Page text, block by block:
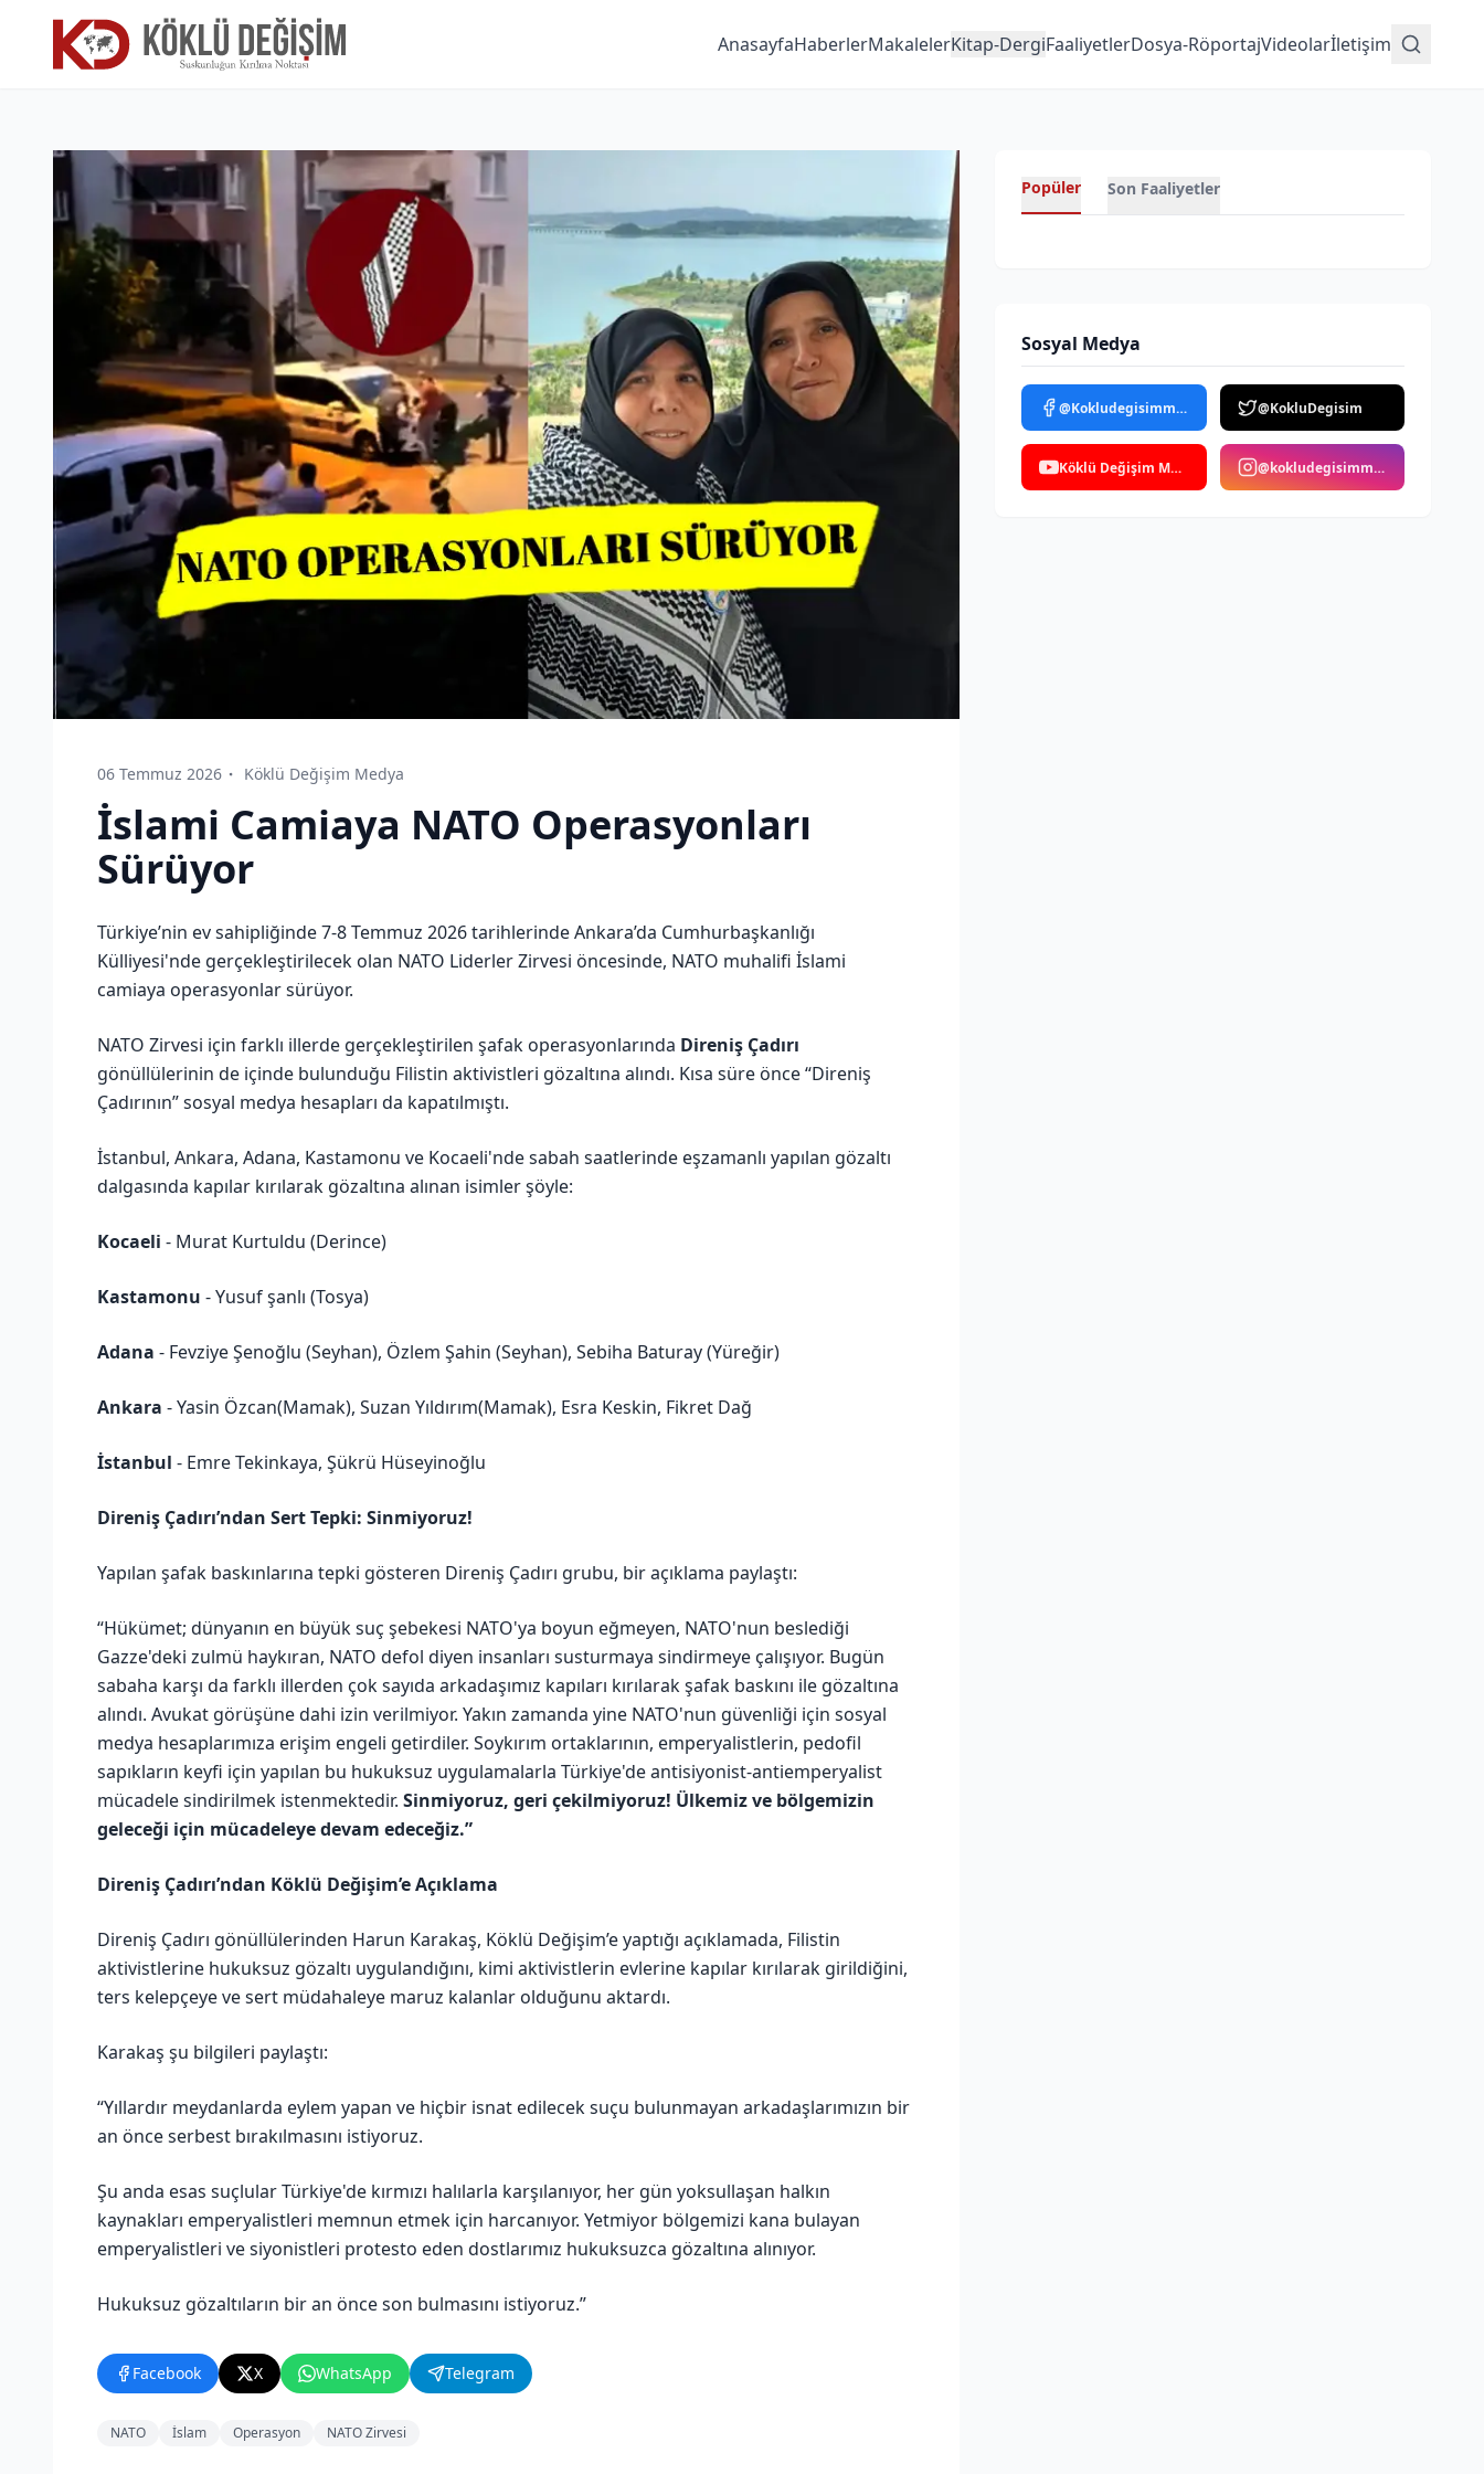
AnasayfaHaberlerMakalelerKitap-DergiFaaliyetlerDosya-RöportajVideolarİletişim
06 Temmuz 2026 Köklü Değişim Medya
İslami Camiaya NATO Operasyonları
Sürüyor
Türkiye’nin ev sahipliğinde 7-8 Temmuz 2026 tarihlerinde Ankara’da Cumhurbaşkanlığı
Külliyesi'nde gerçekleştirilecek olan NATO Liderler Zirvesi öncesinde, NATO muhalifi İslami
camiaya operasyonlar sürüyor.
NATO Zirvesi için farklı illerde gerçekleştirilen şafak operasyonlarında Direniş Çadırı
gönüllülerinin de içinde bulunduğu Filistin aktivistleri gözaltına alındı. Kısa süre önce “Direniş
Çadırının” sosyal medya hesapları da kapatılmıştı.
İstanbul, Ankara, Adana, Kastamonu ve Kocaeli'nde sabah saatlerinde eşzamanlı yapılan gözaltı
dalgasında kapılar kırılarak gözaltına alınan isimler şöyle:
Kocaeli - Murat Kurtuldu (Derince)
Kastamonu - Yusuf şanlı (Tosya)
Adana - Fevziye Şenoğlu (Seyhan), Özlem Şahin (Seyhan), Sebiha Baturay (Yüreğir)
Ankara - Yasin Özcan(Mamak), Suzan Yıldırım(Mamak), Esra Keskin, Fikret Dağ
İstanbul - Emre Tekinkaya, Şükrü Hüseyinoğlu
Direniş Çadırı’ndan Sert Tepki: Sinmiyoruz!
Yapılan şafak baskınlarına tepki gösteren Direniş Çadırı grubu, bir açıklama paylaştı:
“Hükümet; dünyanın en büyük suç şebekesi NATO'ya boyun eğmeyen, NATO'nun beslediği
Gazze'deki zulmü haykıran, NATO defol diyen insanları susturmaya sindirmeye çalışıyor. Bugün
sabaha karşı da farklı illerden çok sayıda arkadaşımız kapıları kırılarak şafak baskını ile gözaltına
alındı. Avukat görüşüne dahi izin verilmiyor. Yakın zamanda yine NATO'nun güvenliği için sosyal
medya hesaplarımıza erişim engeli getirdiler. Soykırım ortaklarının, emperyalistlerin, pedofil
sapıkların keyfi için yapılan bu hukuksuz uygulamalarla Türkiye'de antisiyonist-antiemperyalist
mücadele sindirilmek istenmektedir. Sinmiyoruz, geri çekilmiyoruz! Ülkemiz ve bölgemizin
geleceği için mücadeleye devam edeceğiz.”
Direniş Çadırı’ndan Köklü Değişim’e Açıklama
Direniş Çadırı gönüllülerinden Harun Karakaş, Köklü Değişim’e yaptığı açıklamada, Filistin
aktivistlerine hukuksuz gözaltı uygulandığını, kimi aktivistlerin evlerine kapılar kırılarak girildiğini,
ters kelepçeye ve sert müdahaleye maruz kalanlar olduğunu aktardı.
Karakaş şu bilgileri paylaştı:
“Yıllardır meydanlarda eylem yapan ve hiçbir isnat edilecek suçu bulunmayan arkadaşlarımızın bir
an önce serbest bırakılmasını istiyoruz.
Şu anda esas suçlular Türkiye'de kırmızı halılarla karşılanıyor, her gün yoksullaşan halkın
kaynakları emperyalistleri memnun etmek için harcanıyor. Yetmiyor bölgemizi kana bulayan
emperyalistleri ve siyonistleri protesto eden dostlarımız hukuksuzca gözaltına alınıyor.
Hukuksuz gözaltıların bir an önce son bulmasını istiyoruz.”
Facebook X WhatsApp Telegram
NATO İslam Operasyon NATO Zirvesi
Popüler Son Faaliyetler
Sosyal Medya
@Kokludegisimmedya @KokluDegisim
Köklü Değişim Medya @kokludegisimmedya